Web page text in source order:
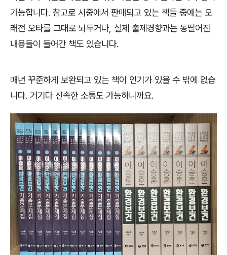
가능합니다. 참고로 시중에서 판매되고 있는 책들 중에는 오
래전 오타를 그대로 놔두거나, 실제 출제경향과는 동떨어진
내용들이 들어간 책도 있습니다.
매년 꾸준하게 보완되고 있는 책이 인기가 있을 수 밖에 없습
니다. 거기다 신속한 소통도 가능하니까요.